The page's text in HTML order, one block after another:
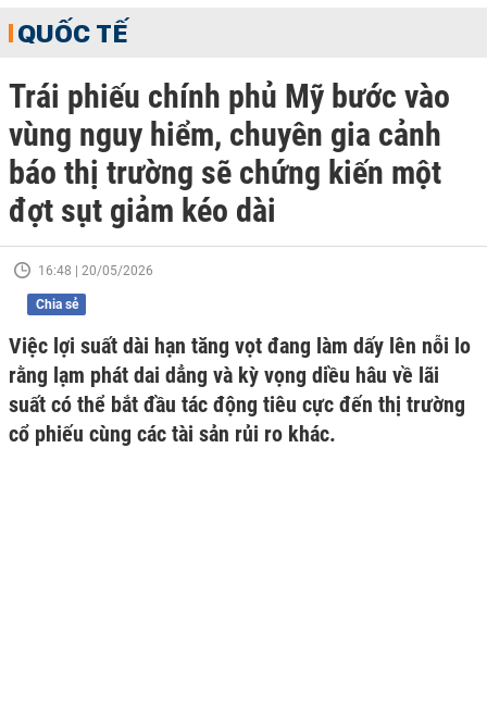
QUỐC TẾ
Trái phiếu chính phủ Mỹ bước vào
vùng nguy hiểm, chuyên gia cảnh
báo thị trường sẽ chứng kiến một
đợt sụt giảm kéo dài
16:48 | 20/05/2026
Chia sẻ
Việc lợi suất dài hạn tăng vọt đang làm dấy lên nỗi lo
rằng lạm phát dai dẳng và kỳ vọng diều hâu về lãi
suất có thể bắt đầu tác động tiêu cực đến thị trường
cổ phiếu cùng các tài sản rủi ro khác.